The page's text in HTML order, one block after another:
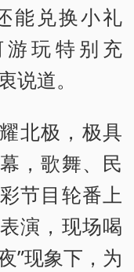
能兑换小礼
玩特别充
说道。
北极，极具
，歌舞、民
节目轮番上
演，现场喝
”现象下，为